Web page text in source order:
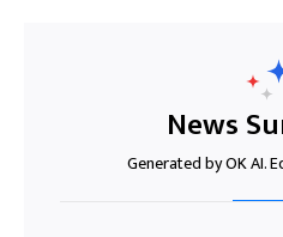
News
Generated by OK AI.